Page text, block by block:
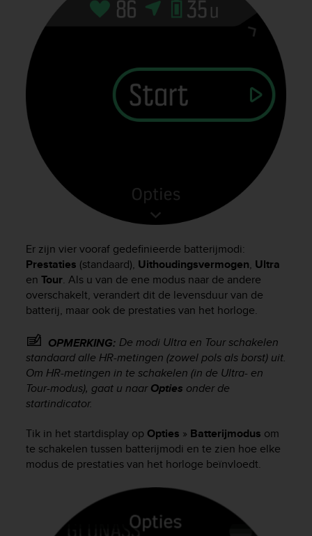
Er zijn vier vooraf gedefinieerde batterijmodi:
Prestaties (standaard), Uithoudingsvermogen, Ultra
en Tour. Als u van de ene modus naar de andere
overschakelt, verandert dit de levensduur van de
batterij, maar ook de prestaties van het horloge.
OPMERKING: De modi Ultra en Tour schakelen
standaard alle HR-metingen (zowel pols als borst) uit.
Om HR-metingen in te schakelen (in de Ultra- en
Tour-modus), gaat u naarOpties onder de
startindicator.
Tik in het startdisplay op Opties » Batterijmodus om
te schakelen tussen batterijmodi en te zien hoe elke
modus de prestaties van het horloge beïnvloedt.